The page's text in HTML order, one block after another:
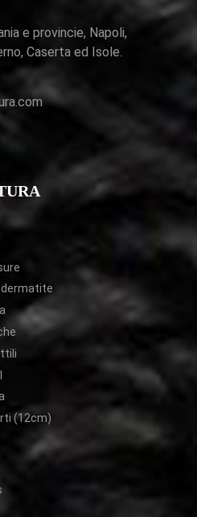
e provincie, Napoli,
Caserta ed Isole.
dermatite
(12cm)